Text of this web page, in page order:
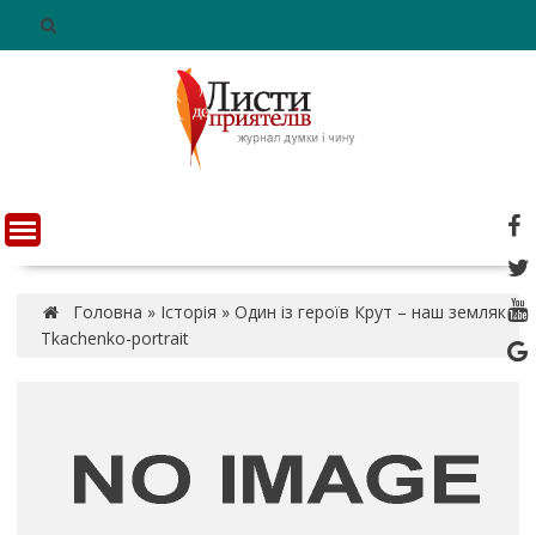
n
t
Головна » Історія » Один із героїв Крут – наш земляк »
Tkachenko-portrait